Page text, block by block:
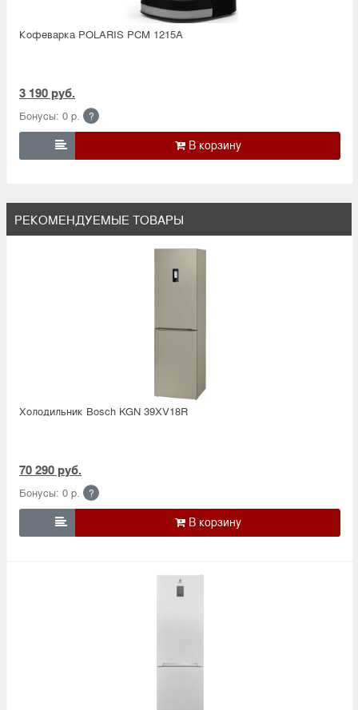
Кофеварка POLARIS PCM 1215A
3 190 руб.
Бонусы: 0 р. ?

РЕКОМЕНДУЕМЫЕ ТОВАРЫ
Холодильник Bosсh KGN 39XV18R
70 290 руб.
Бонусы: 0 р. ?
